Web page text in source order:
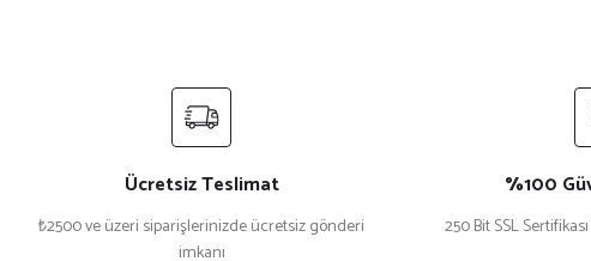
Bu ürüne benzer farklı alternatifler olmalı.
Ücretsiz Teslimat
₺2500 ve üzeri siparişlerinizde ücretsiz gönderi
imkanı
%100
250 Bit SSL